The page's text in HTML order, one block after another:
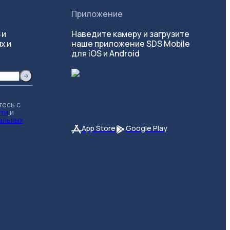
и
с
и
Приложение
Наведите камеру и загрузите
наше приложение SDS Mobile
для iOS и Android
App Store Google Play